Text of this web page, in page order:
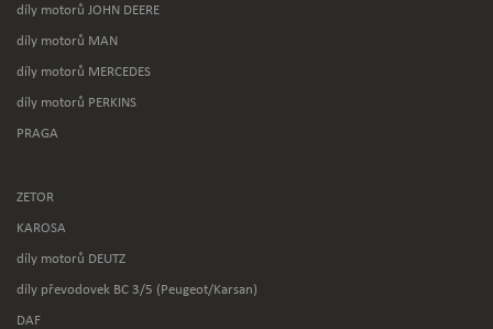
díly motorů JOHN DEERE
díly motorů MAN
díly motorů MERCEDES
díly motorů PERKINS
PRAGA
ZETOR
KAROSA
díly motorů DEUTZ
díly převodovek BC 3/5 (Peugeot/Karsan)
DAF